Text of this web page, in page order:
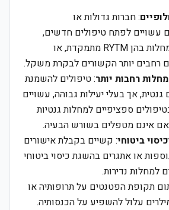
: חברות גדולות או
עשויים לפתח טיפולים חדשים,
גנטיים או אחרים, למחלות בהן RYTM מתמקדת, או
רחבים יותר הקשורים לבקרת משקל.
רחבות יותר: טיפולים להשמנת
אך בעלי יעילות גבוהה, עשויים
ספציפיים למחלות גנטיות
אם אינם מטפלים בשורש הבעיה.
ביטוחי: קשיים בקבלת אישורים
או אתגרים בהשגת כיסוי ביטוחי
למחלות נדירות.
תקופת הפטנטים על תרופותיה או
עלול להשפיע על הכנסותיה.